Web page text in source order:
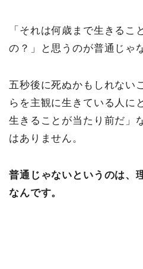
「それは何歳まで生きるこ
の？」と思うのが普通じゃ
五秒後に死ぬかもしれない
らを主観に生きている人に
生きることが当たり前だ」
はありません。
普通じゃないというのは、
なんです。